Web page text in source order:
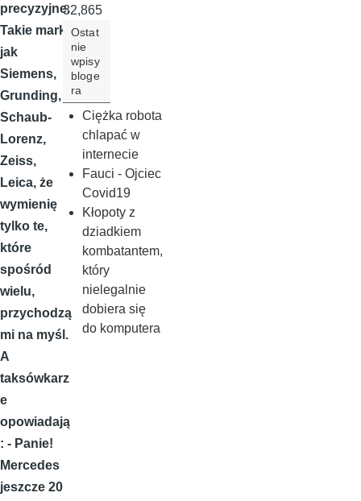
precyzyjne.
Takie marki,
jak
Siemens,
Grunding,
Schaub-
Lorenz,
Zeiss,
Leica, że
wymienię
tylko te,
które
spośród
wielu,
przychodzą
mi na myśl.
A
taksówkarz
e
opowiadają
: - Panie!
Mercedes
jeszcze 20
32,865
Ostat
nie
wpisy
bloge
ra
Ciężka robota
chlapać w
internecie
Fauci - Ojciec
Covid19
Kłopoty z
dziadkiem
kombatantem,
który
nielegalnie
dobiera się
do komputera